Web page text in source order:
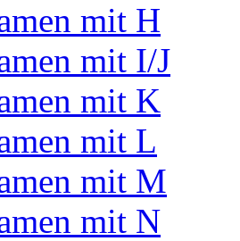
mit H
mit I/J
mit K
mit L
mit M
mit N